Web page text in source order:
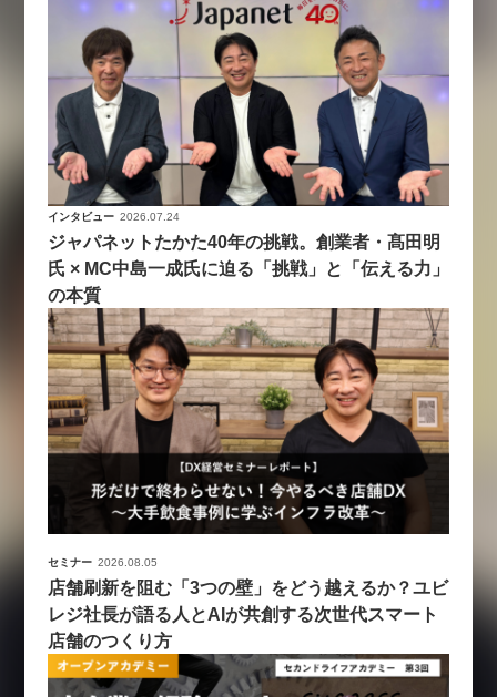
インタビュー 2026.07.24
ジャパネットたかた40年の挑戦。創業者・髙田明
氏 × MC中島一成氏に迫る「挑戦」と「伝える力」
の本質
セミナー 2026.08.05
店舗刷新を阻む「3つの壁」をどう越えるか？ユビ
レジ社長が語る人とAIが共創する次世代スマート
店舗のつくり方